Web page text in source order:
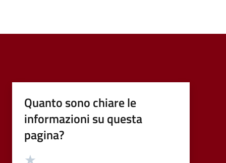
Quanto sono chiare le
informazioni su questa
pagina?
Valutazione